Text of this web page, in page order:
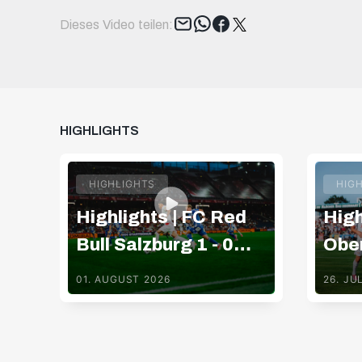
Dieses Video teilen: Tweet
HIGHLIGHTS
HIGHLIGHTS
Highlights | FC Red
Bull Salzburg 1 - 0
TSV Hartberg
01. AUGUST 2026 26.